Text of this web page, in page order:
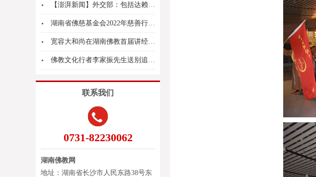
【澎湃新闻】外交部：包括达赖喇嘛在内的活佛转世...
湖南省佛慈基金会2022年慈善行 第十站 辰溪...
宽容大和尚在湖南佛教首届讲经弘法月宣讲《地藏经...
佛教文化行者李家振先生送别追悼会在上海举行 圣...
联系我们
0731-82230062
湖南佛教网
地址：湖南省长沙市人民东路38号东